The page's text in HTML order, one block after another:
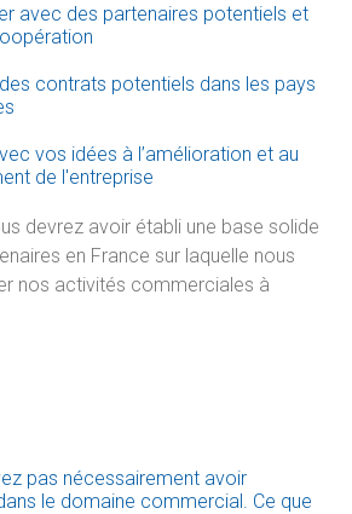
avec des partenaires potentiels et
contrats potentiels dans les pays
vos idées à l’amélioration et au
de l'entreprise
devrez avoir établi une base solide
en France sur laquelle nous
nos activités commerciales à
pas nécessairement avoir
le domaine commercial. Ce que